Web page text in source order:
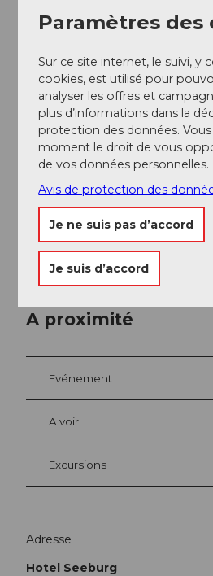
Seniors
Offres
Dîner
Réservation en ligne possible
Facebook
Instagram
A proximité
Evénement
A voir
Excursions
Adresse
Hotel Seeburg
Paramètres des
Sur ce site internet, le suivi, y
cookies, est utilisé pour
analyser les offres et
plus d’informations dans la
protection des données.
moment le droit de vous
de vos données personnelles.
Avis de protection des
Je ne suis pas d’accord
Je suis d’accord